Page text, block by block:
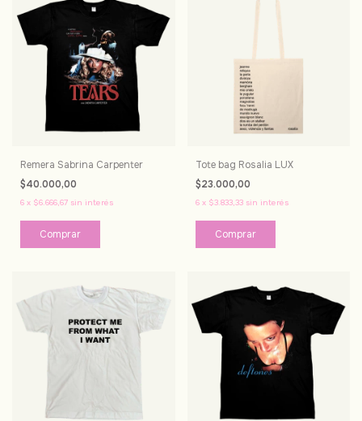
Remera Sabrina Carpenter
$40.000,00
6 x $6.666,67 sin interés
Comprar
Tote bag Rosalia LUX
$23.000,00
6 x $3.833,33 sin interés